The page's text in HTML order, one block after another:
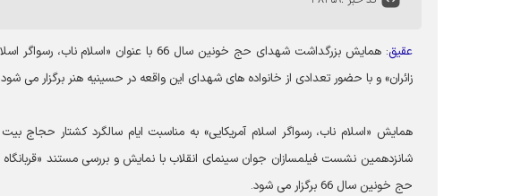
عقیق
: همایش بزرگداشت شهدای حج خونین سال 66 با
زائران» و با حضور تعدادی از خانواده های شهدای این واقعه در حسینیه هنر برگزار می شود.
شانزدهمین نشست فیلمسازان جوان سینمای انقلاب با نمایش و بررسی مستند
حج خونین سال 66 برگزار می شود.